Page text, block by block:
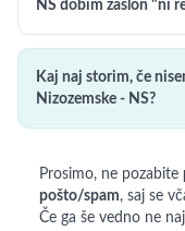
NS dobim zaslon "ni
Kaj naj storim, če
Nizozemske - NS?
Prosimo, ne pozabite
pošto/spam, saj se
Če ga še vedno ne